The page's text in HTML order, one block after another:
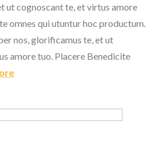
ut cognoscant te, et virtus amore
omnes qui utuntur hoc productum.
nos, glorificamus te, et ut
amore tuo. Placere Benedicite